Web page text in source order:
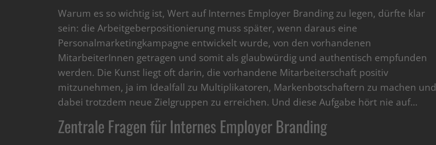
Warum es so wichtig ist, Wert auf Internes Employer Branding zu legen, dürfte klar
sein: die Arbeitgeberpositionierung muss später, wenn daraus eine
Personalmarketingkampagne entwickelt wurde, von den vorhandenen
MitarbeiterInnen getragen und somit als glaubwürdig und authentisch empfunden
werden. Die Kunst liegt oft darin, die vorhandene Mitarbeiterschaft positiv
mitzunehmen, ja im Idealfall zu Multiplikatoren, Markenbotschaftern zu machen und
dabei trotzdem neue Zielgruppen zu erreichen. Und diese Aufgabe hört nie auf…
Zentrale Fragen für Internes Employer Branding